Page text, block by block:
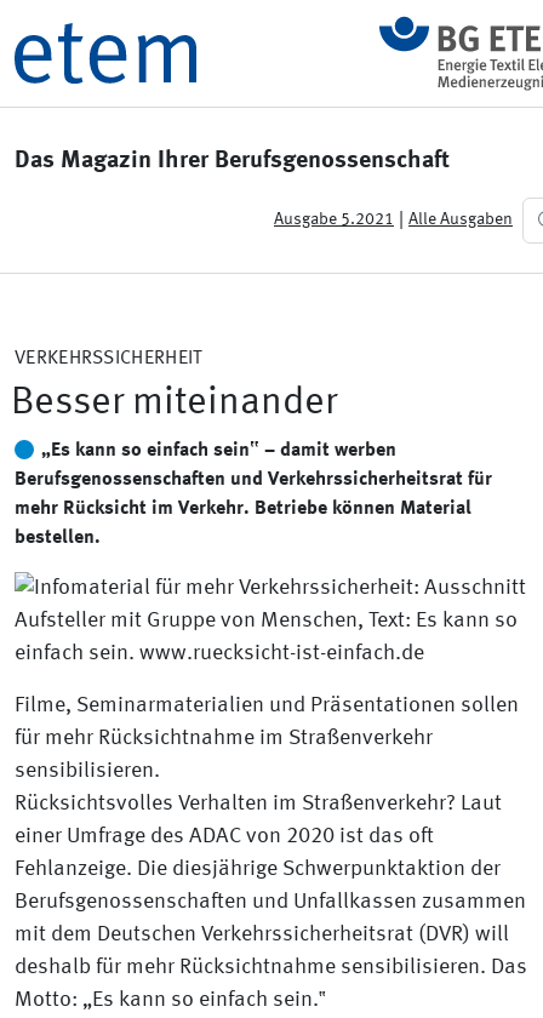
Das Magazin Ihrer Berufsgenossenschaft
Ausgabe 5.2021 Alle Ausgaben
VERKEHRSSICHERHEIT
Besser miteinander
„Es kann so einfach sein‟ – damit werben
Berufsgenossenschaften und Verkehrssicherheitsrat für
mehr Rücksicht im Verkehr. Betriebe können Material
bestellen.
Filme, Seminarmaterialien und Präsentationen sollen
für mehr Rücksichtnahme im Straßenverkehr
sensibilisieren.
Rücksichtsvolles Verhalten im Straßenverkehr? Laut
einer Umfrage des ADAC von 2020 ist das oft
Fehlanzeige. Die diesjährige Schwerpunktaktion der
Berufsgenossenschaften und Unfallkassen zusammen
mit dem Deutschen Verkehrssicherheitsrat (DVR) will
deshalb für mehr Rücksichtnahme sensibilisieren. Das
Motto: „Es kann so einfach sein.‟